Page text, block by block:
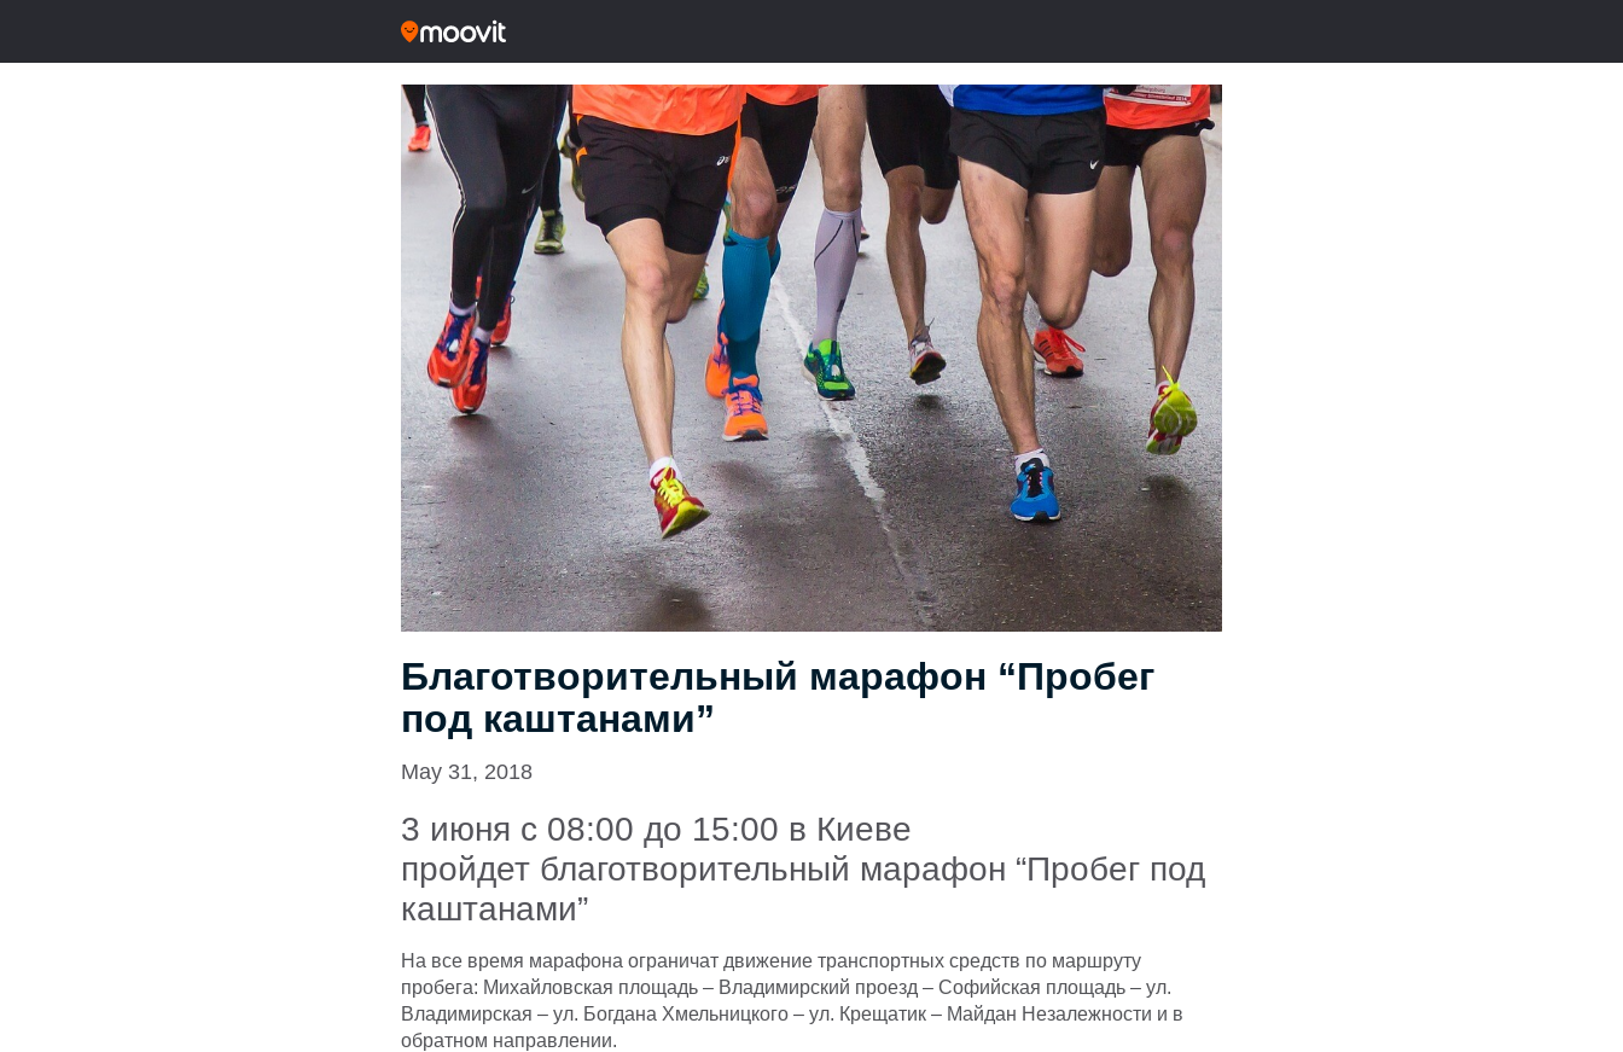
Благотворительный марафон “Пробег
под каштанами”
May 31, 2018
3 июня с 08:00 до 15:00 в Киеве
пройдет благотворительный марафон “Пробег под
каштанами”
На все время марафона ограничат движение транспортных средств по маршруту
пробега: Михайловская площадь – Владимирский проезд – Софийская площадь – ул.
Владимирская – ул. Богдана Хмельницкого – ул. Крещатик – Майдан Незалежности и в
обратном направлении.